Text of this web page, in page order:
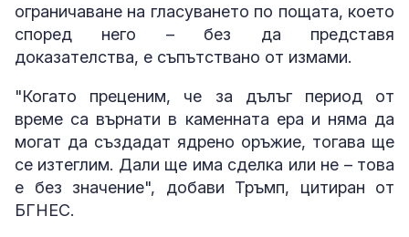
ограничаване на гласуването по пощата, което
според него – без да представя
доказателства, е съпътствано от измами.
"Когато преценим, че за дълъг период от
време са върнати в каменната ера и няма да
могат да създадат ядрено оръжие, тогава ще
се изтеглим. Дали ще има сделка или не – това
е без значение", добави Тръмп, цитиран от
БГНЕС.